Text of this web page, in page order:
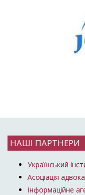
НАШІ ПАРТНЕРИ
Український
Асоціація
Інформаційне